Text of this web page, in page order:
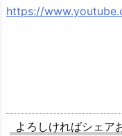
https://
よろしければシェア